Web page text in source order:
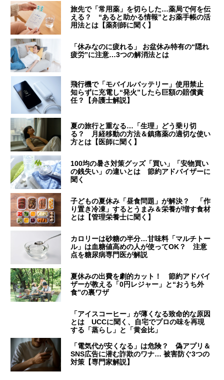
旅先で「常用薬」を切らした…薬局で何を伝
える？ “あると助かる情報”とお薬手帳の活
用法とは【薬剤師に聞く】
「休みなのに疲れる」 お盆休み特有の“隠れ
疲労”に注意…3つの解消法とは
飛行機で「モバイルバッテリー」使用禁止
知らずに充電し“発火”したら巨額の賠償責
任？【弁護士解説】
夏の旅行と重なる…「生理」どう乗り切
る？ 月経移動の方法＆鎮痛薬の適切な使い
方とは【医師に聞く】
100均の暑さ対策グッズ「買い」「安物買い
の銭失い」の違いとは 節約アドバイザーに
聞く
子どもの夏休み「昼食問題」が解決？ 「作
り置き冷凍」するとうまみ＆栄養が増す食材
とは【管理栄養士に聞く】
カロリーは砂糖の半分…甘味料「マルチトー
ル」は血糖値高めの人が使ってOK？ 注意
点を糖尿病専門医が解説
夏休みの出費を劇的カット！ 節約アドバイ
ザーが教える「0円レジャー」と“おうち外
食”の裏ワザ
「アイスコーヒー」が薄くなる致命的な原因
とは UCCに聞く、自宅でプロの味を再現
する「蒸らし」と「黄金比」
「電気代が安くなる」は危険？ 偽アプリ＆
SNS広告に潜む詐欺のワナ… 被害防ぐ3つの
対策【専門家解説】